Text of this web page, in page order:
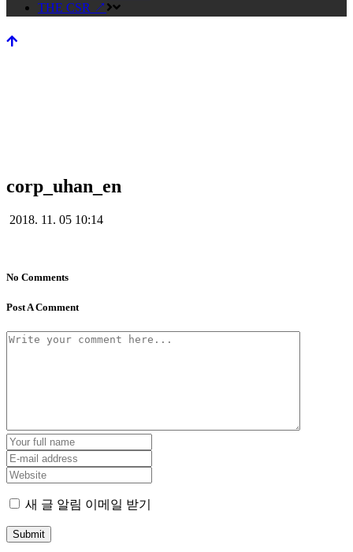
THE CSR ↗
corp_uhan_en
corp_uhan_en
2018. 11. 05 10:14
No Comments
Post A Comment
새 글 알림 이메일 받기